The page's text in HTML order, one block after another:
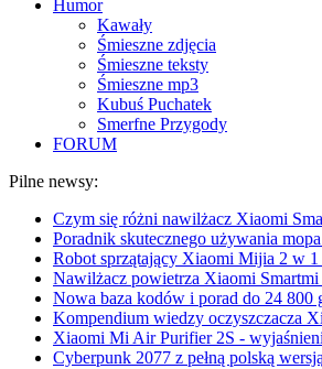
Humor
Kawały
Śmieszne zdjęcia
Śmieszne teksty
Śmieszne mp3
Kubuś Puchatek
Smerfne Przygody
FORUM
Pilne newsy:
Czym się różni nawilżacz Xiaomi
Poradnik skutecznego używania
Robot sprzątający Xiaomi Mijia 2 w
Nawilżacz powietrza Xiaomi
Nowa baza kodów i porad do 24 800
Kompendium wiedzy oczyszczacza
Xiaomi Mi Air Purifier 2S -
Cyberpunk 2077 z pełną polską